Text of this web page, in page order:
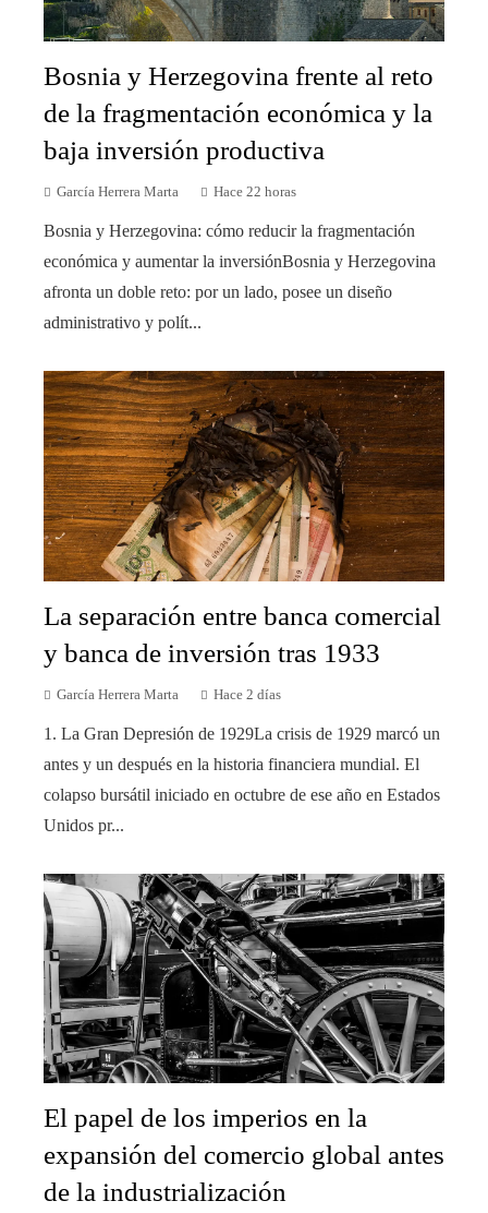
Bosnia y Herzegovina frente al reto
de la fragmentación económica y la
baja inversión productiva
García Herrera Marta Hace 22 horas
Bosnia y Herzegovina: cómo reducir la fragmentación
económica y aumentar la inversiónBosnia y Herzegovina
afronta un doble reto: por un lado, posee un diseño
administrativo y polít...
La separación entre banca comercial
y banca de inversión tras 1933
García Herrera Marta Hace 2 días
1. La Gran Depresión de 1929La crisis de 1929 marcó un
antes y un después en la historia financiera mundial. El
colapso bursátil iniciado en octubre de ese año en Estados
Unidos pr...
El papel de los imperios en la
expansión del comercio global antes
de la industrialización